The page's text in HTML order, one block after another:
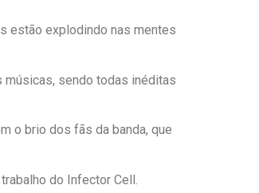
estão explodindo nas mentes
músicas, sendo todas inéditas
o brio dos fãs da banda, que
do Infector Cell.